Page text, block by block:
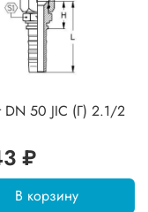
DN 50 JIC (Г) 2.1/2
₽
В корзину